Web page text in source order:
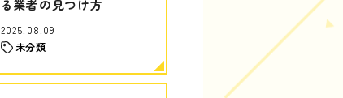
る業者の見つけ方
2025.08.09
未分類